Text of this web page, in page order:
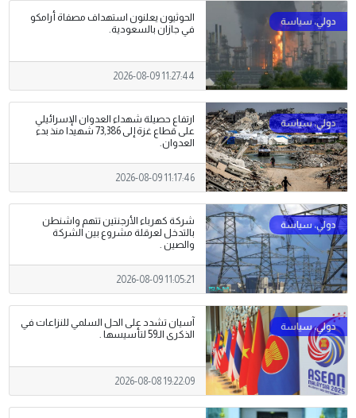
الحوثيون يعلنون استهداف مصفاة أرامكو
في جازان بالسعودية.
2026-08-09 11:27:44
ارتفاع حصيلة شهداء العدوان الإسرائيلي
على قطاع غزة إلى 73,386 شهيدا منذ بدء
العدوان.
2026-08-09 11:17:46
شركة كهرباء الأرجنتين تتهم واشنطن
بالتدخل لعرقلة مشروع بين الشركة
والصين .
2026-08-09 11:05:21
آسيان تشدد على الحل السلمي للنزاعات في
الذكرى الـ59 لتأسيسها .
2026-08-08 19:22:09